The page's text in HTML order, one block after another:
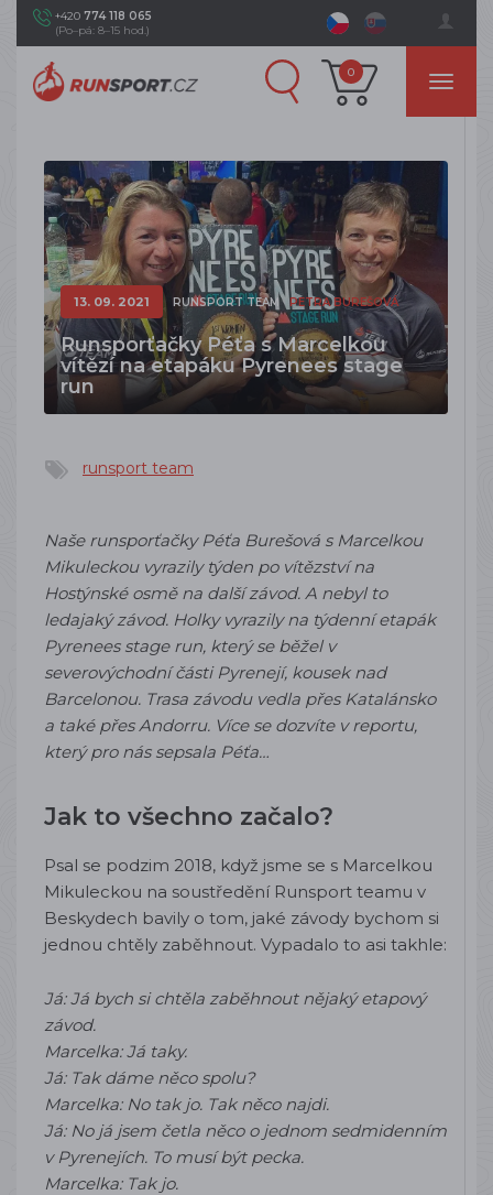
+420 774 118 065
(Po–pá: 8–15 hod.)
0
13. 09. 2021 RUNSPORT TEAM PETRA BUREŠOVÁ
Runsporťačky Péťa s Marcelkou
vítězí na etapáku Pyrenees stage
run
runsport team
Naše runsporťačky Péťa Burešová s Marcelkou
Mikuleckou vyrazily týden po vítězství na
Hostýnské osmě na další závod. A nebyl to
ledajaký závod. Holky vyrazily na týdenní etapák
Pyrenees stage run, který se běžel v
severovýchodní části Pyrenejí, kousek nad
Barcelonou. Trasa závodu vedla přes Katalánsko
a také přes Andorru. Více se dozvíte v reportu,
který pro nás sepsala Péťa…
Jak to všechno začalo?
Psal se podzim 2018, když jsme se s Marcelkou
Mikuleckou na soustředění Runsport teamu v
Beskydech bavily o tom, jaké závody bychom si
jednou chtěly zaběhnout. Vypadalo to asi takhle:
Já: Já bych si chtěla zaběhnout nějaký etapový
závod.
Marcelka: Já taky.
Já: Tak dáme něco spolu?
Marcelka: No tak jo. Tak něco najdi.
Já: No já jsem četla něco o jednom sedmidenním
v Pyrenejích. To musí být pecka.
Marcelka: Tak jo.